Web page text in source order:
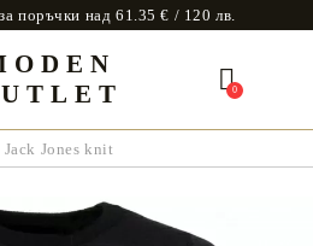
поръчки над 61.35 € / 120 лв.
0
Jack Jones knit